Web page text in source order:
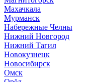
Махачкала
Мурманск
Набережные Челны
Нижний Новгород
Нижний Тагил
Новокузнецк
Новосибирск
Омск